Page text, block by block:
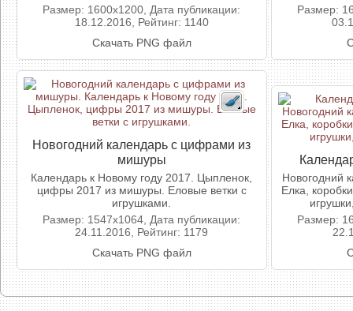
Размер: 1600x1200, Дата публикации:
18.12.2016, Рейтинг: 1140
Скачать PNG файл
Размер:
Новогодний календарь с цифрами из
мишуры
Календарь к Новому году 2017. Цыпленок,
цифры 2017 из мишуры. Еловые ветки с
игрушками.
Размер: 1547x1064, Дата публикации:
24.11.2016, Рейтинг: 1179
Скачать PNG файл
Новогодний
Елка,
Размер: